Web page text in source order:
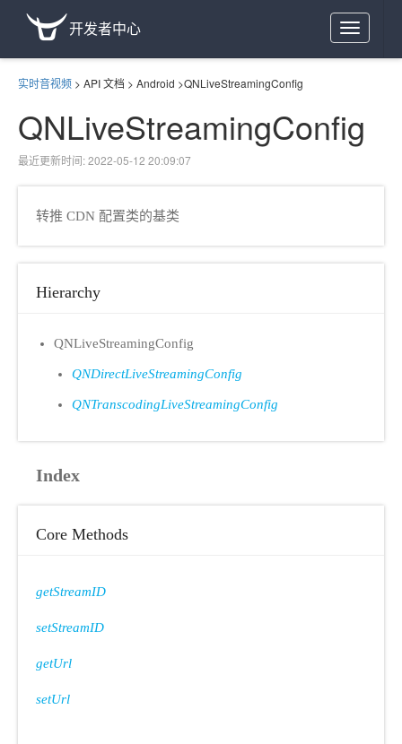
Toggle
navigation
开发者中心
实时音视频 > API 文档 > Android >QNLiveStreamingConfig
QNLiveStreamingConfig
最近更新时间: 2022-05-12 20:09:07
转推 CDN 配置类的基类
Hierarchy
QNLiveStreamingConfig
QNDirectLiveStreamingConfig
QNTranscodingLiveStreamingConfig
Index
Core Methods
getStreamID
setStreamID
getUrl
setUrl